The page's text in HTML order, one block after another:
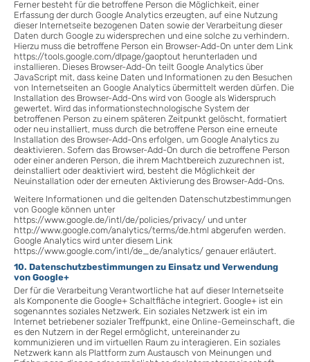
Ferner besteht für die betroffene Person die Möglichkeit, einer
Erfassung der durch Google Analytics erzeugten, auf eine Nutzung
dieser Internetseite bezogenen Daten sowie der Verarbeitung dieser
Daten durch Google zu widersprechen und eine solche zu verhindern.
Hierzu muss die betroffene Person ein Browser-Add-On unter dem Link
https://tools.google.com/dlpage/gaoptout herunterladen und
installieren. Dieses Browser-Add-On teilt Google Analytics über
JavaScript mit, dass keine Daten und Informationen zu den Besuchen
von Internetseiten an Google Analytics übermittelt werden dürfen. Die
Installation des Browser-Add-Ons wird von Google als Widerspruch
gewertet. Wird das informationstechnologische System der
betroffenen Person zu einem späteren Zeitpunkt gelöscht, formatiert
oder neu installiert, muss durch die betroffene Person eine erneute
Installation des Browser-Add-Ons erfolgen, um Google Analytics zu
deaktivieren. Sofern das Browser-Add-On durch die betroffene Person
oder einer anderen Person, die ihrem Machtbereich zuzurechnen ist,
deinstalliert oder deaktiviert wird, besteht die Möglichkeit der
Neuinstallation oder der erneuten Aktivierung des Browser-Add-Ons.
Weitere Informationen und die geltenden Datenschutzbestimmungen
von Google können unter
https://www.google.de/intl/de/policies/privacy/ und unter
http://www.google.com/analytics/terms/de.html abgerufen werden.
Google Analytics wird unter diesem Link
https://www.google.com/intl/de_de/analytics/ genauer erläutert.
10. Datenschutzbestimmungen zu Einsatz und Verwendung
von Google+
Der für die Verarbeitung Verantwortliche hat auf dieser Internetseite
als Komponente die Google+ Schaltfläche integriert. Google+ ist ein
sogenanntes soziales Netzwerk. Ein soziales Netzwerk ist ein im
Internet betriebener sozialer Treffpunkt, eine Online-Gemeinschaft, die
es den Nutzern in der Regel ermöglicht, untereinander zu
kommunizieren und im virtuellen Raum zu interagieren. Ein soziales
Netzwerk kann als Plattform zum Austausch von Meinungen und